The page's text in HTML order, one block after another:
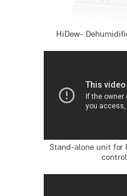
HiDew-
Stand-alone unit for